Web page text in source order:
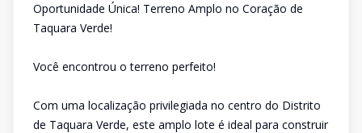
Oportunidade Única! Terreno Amplo no Coração de
Taquara Verde!
Você encontrou o terreno perfeito!
Com uma localização privilegiada no centro do Distrito
de Taquara Verde, este amplo lote é ideal para construir